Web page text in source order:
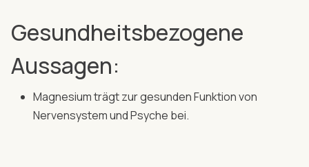
Gesundheitsbezogene
Aussagen:
Magnesium trägt zur gesunden Funktion von
Nervensystem und Psyche bei.